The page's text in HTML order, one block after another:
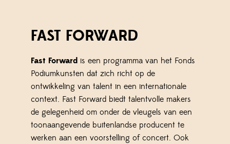
FAST FORWARD
Fast Forward is een programma van het Fonds
Podiumkunsten dat zich richt op de
ontwikkeling van talent in een internationale
context. Fast Forward biedt talentvolle makers
de gelegenheid om onder de vleugels van een
toonaangevende buitenlandse producent te
werken aan een voorstelling of concert. Ook